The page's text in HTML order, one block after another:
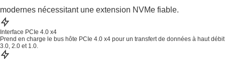
modernes nécessitant une extension NVMe fiable.
Interface PCIe 4.0 x4
Prend en charge le bus hôte PCIe 4.0 x4 pour un transfert de données à haut
3.0, 2.0 et 1.0.